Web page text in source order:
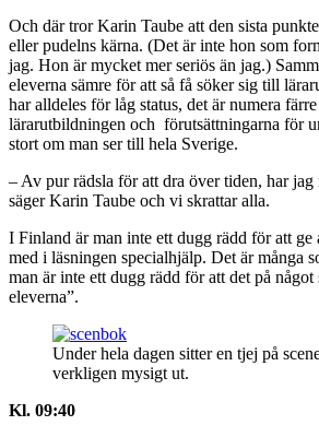
Och där tror Karin Taube att den sista
eller pudelns kärna. (Det är inte hon som
jag. Hon är mycket mer seriös än jag.)
eleverna sämre för att så få söker sig till
har alldeles för låg status, det är numera
lärarutbildningen och förutsättningarna för
stort om man ser till hela Sverige.
– Av pur rädsla för att dra över tiden, har
säger Karin Taube och vi skrattar alla.
I Finland är man inte ett dugg rädd för att ge
med i läsningen specialhjälp. Det är många
man är inte ett dugg rädd för att det på något
eleverna”.
Under hela dagen sitter en tjej på
verkligen mysigt ut.
Kl. 09:40